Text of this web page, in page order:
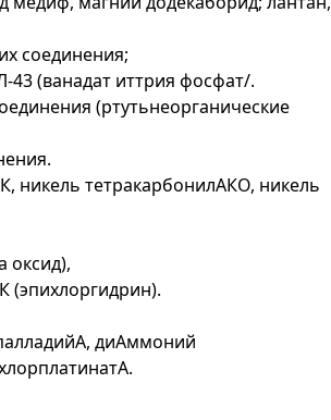
соединения;
(ванадат иттрия фосфат/.
(ртутьнеорганические
никель тетракарбонилАКО, никель
оксид),
(эпихлоргидрин).
диАммоний